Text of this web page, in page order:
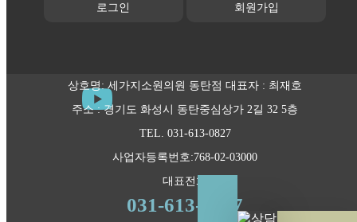
로그인 회원가입
상호명: 세가지소원의원 동탄점 대표자 : 최재호
주소 : 경기도 화성시 동탄중심상가 2길 32 5층
TEL. 031-613-0827
사업자등록번호:768-02-03000
대표전화
031-613-0827